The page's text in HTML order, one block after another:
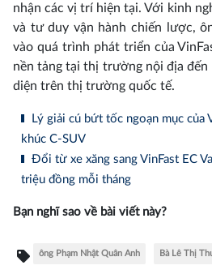
nhận các vị trí hiện tại. Với kinh
và tư duy vận hành chiến lược,
vào quá trình phát triển của
nền tảng tại thị trường nội địa
diện trên thị trường quốc tế.
Lý giải cú bứt tốc ngoạn mục của
khúc C-SUV
Đổi từ xe xăng sang VinFast EC
triệu đồng mỗi tháng
Bạn nghĩ sao về bài viết này?
ông Phạm Nhật Quân Anh Bà Lê Thị